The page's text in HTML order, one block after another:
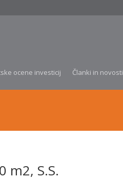
ocene investicij Članki in novosti
m2, S.S.